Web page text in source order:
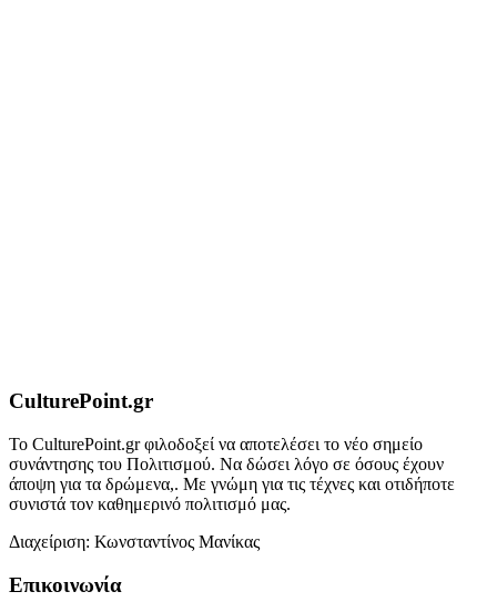
CulturePoint.gr
Το CulturePoint.gr φιλοδοξεί να αποτελέσει το νέο σημείο
συνάντησης του Πολιτισμού. Να δώσει λόγο σε όσους έχουν
άποψη για τα δρώμενα,. Με γνώμη για τις τέχνες και οτιδήποτε
συνιστά τον καθημερινό πολιτισμό μας.
Διαχείριση: Κωνσταντίνος Μανίκας
Επικοινωνία